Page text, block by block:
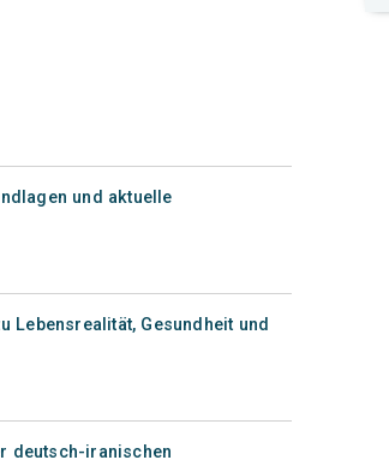
und aktuelle
Lebensrealität, Gesundheit und
deutsch-iranischen